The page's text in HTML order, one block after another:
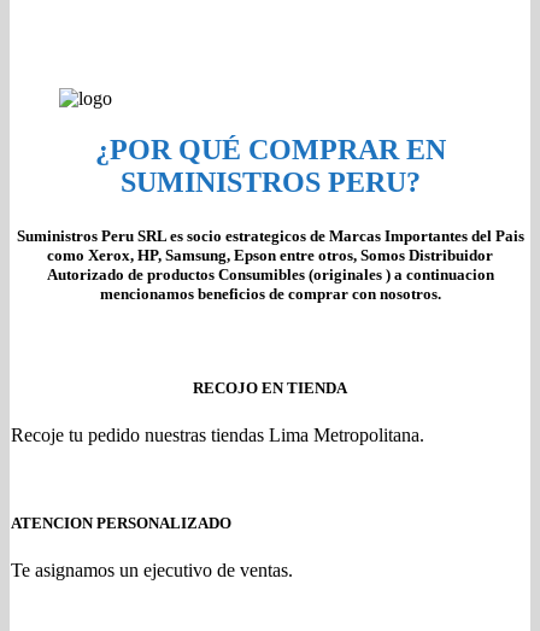
¿POR QUÉ COMPRAR EN
SUMINISTROS PERU?
Suministros Peru SRL es socio estrategicos de Marcas Importantes del Pais
como Xerox, HP, Samsung, Epson entre otros, Somos Distribuidor
Autorizado de productos Consumibles (originales ) a continuacion
mencionamos beneficios de comprar con nosotros.
RECOJO EN TIENDA
Recoje tu pedido nuestras tiendas Lima Metropolitana.
ATENCION PERSONALIZADO
Te asignamos un ejecutivo de ventas.